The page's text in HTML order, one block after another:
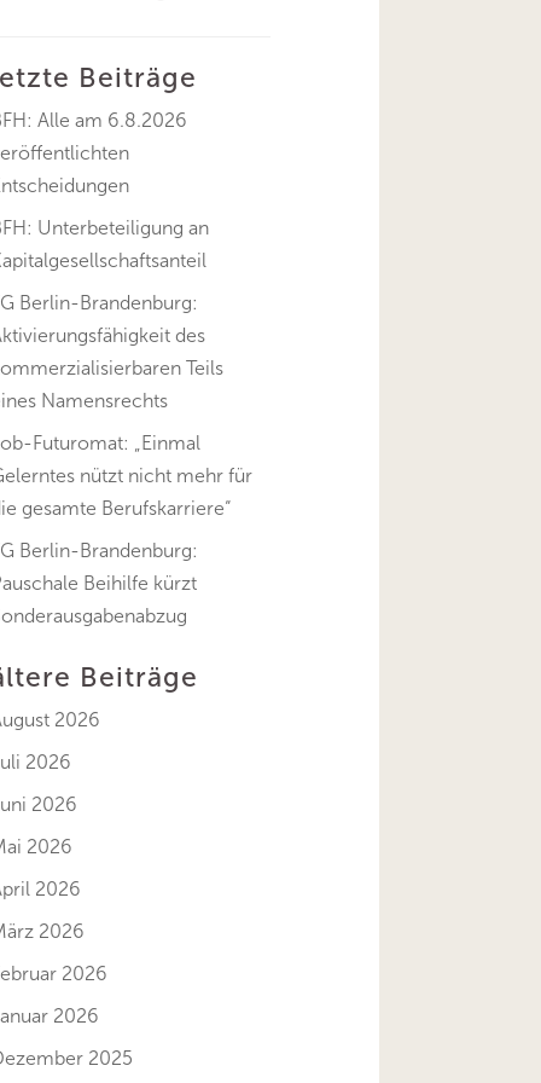
Beiträge
Alle am 6.8.2026
Unterbeteiligung an
Berlin-Brandenburg:
des
Teils
Namensrechts
Futuromat: „Einmal
nützt nicht mehr für
gesamte Berufskarriere“
Berlin-Brandenburg:
Beihilfe kürzt
Beiträge
2026
2026
2026
2026
2026
2026
2026
2026
2025